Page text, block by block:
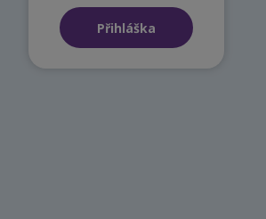
Přihláška